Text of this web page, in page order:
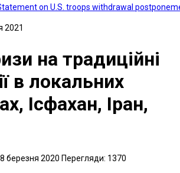
on U.S. troops withdrawal
2021
на традиційні
в локальних
Ісфахан, Іран,
березня 2020 Перегляди: 1370